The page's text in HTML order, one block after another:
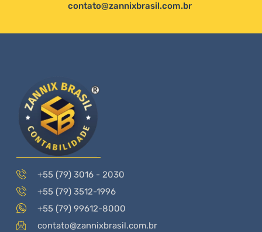
contato@zannixbrasil.com.br
+55 (79) 3016 - 2030
+55 (79) 3512-1996
+55 (79) 99612-8000
contato@zannixbrasil.com.br